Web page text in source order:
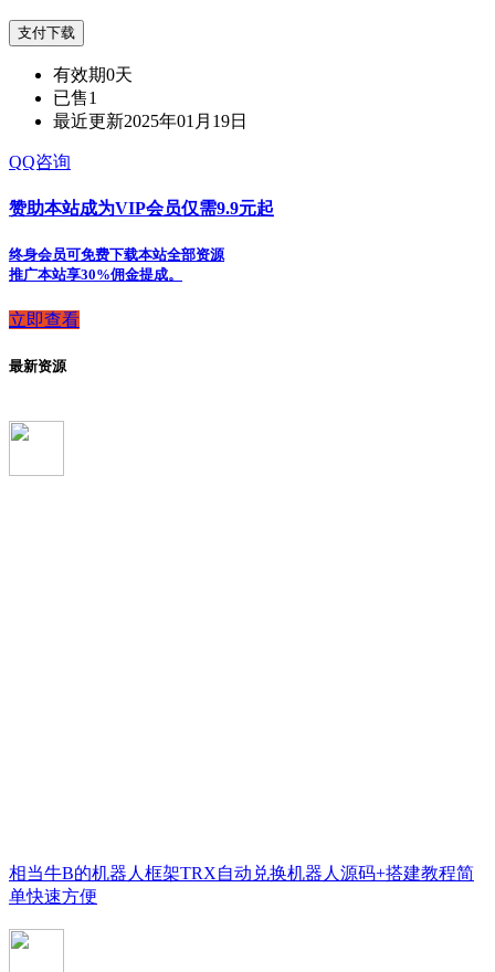
支付下载
有效期0天
已售1
最近更新2025年01月19日
QQ咨询
赞助本站成为VIP会员仅需9.9元起
终身会员可免费下载本站全部资源
推广本站享30%佣金提成。
立即查看
最新资源
相当牛B的机器人框架TRX自动兑换机器人源码+搭建教程简
单快速方便